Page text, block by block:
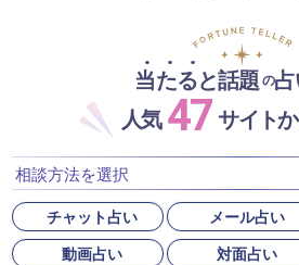
当たると話題の
人気47サイトか
相談方法を選択
チャット占い メール占い
動画占い
対面占い